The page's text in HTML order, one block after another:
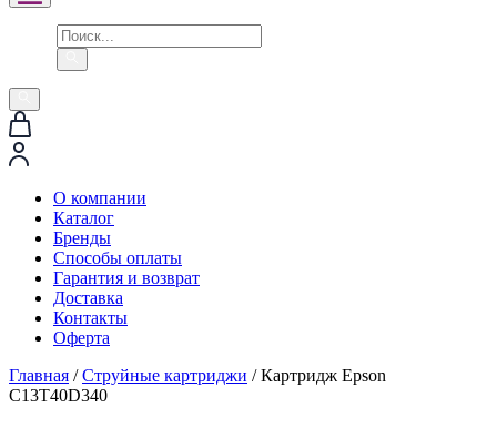
О компании
Каталог
Бренды
Способы оплаты
Гарантия и возврат
Доставка
Контакты
Оферта
Главная /Струйные картриджи / Картридж Epson
C13T40D340